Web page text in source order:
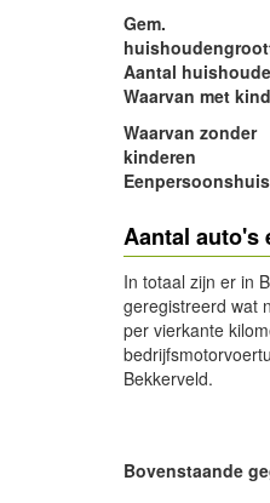
Gem.
Aantal
Waarvan met
Waarvan zonder
kinderen
Aantal auto's
In totaal zijn er in
geregistreerd wat
per vierkante
Bekkerveld.
Bovenstaande